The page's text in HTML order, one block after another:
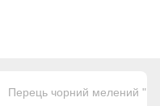
Перець чорний мелений